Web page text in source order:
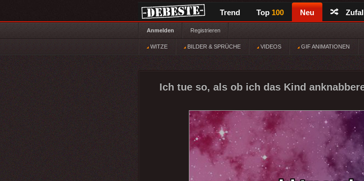
Trend Top 100 Neu
Anmelden Registrieren
WITZE BILDER & SPRÜCHE VIDEOS GIF ANIMATIONEN
Ich tue so, als ob ich das Kind